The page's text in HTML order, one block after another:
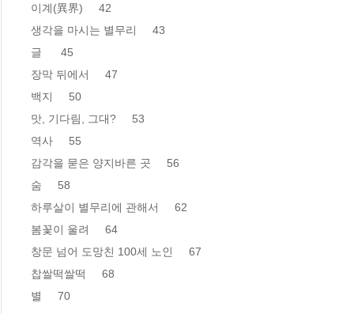
이계(異界)     42
생각을 마시는 별무리     43
글      45
장막 뒤에서     47
백지     50
맛, 기다림, 그대?     53
역사     55
감각을 묻은 양지바른 곳     56
숨     58
하루살이 별무리에 관해서     62
봄꽃이 울려     64
창문 넘어 도망친 100세 노인     67
찹쌀떡쌀떡     68
별     70